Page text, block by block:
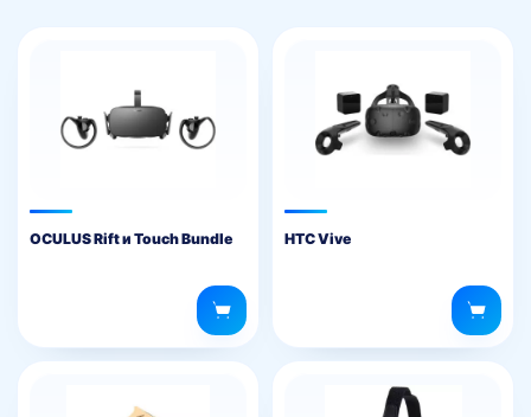
OCULUS Rift и Touch Bundle HTC Vive